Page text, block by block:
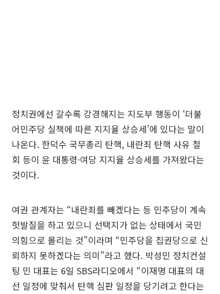
정치권에선 갈수록 강경해지는 지도부 행동이 ‘더불
어민주당 실책에 따른 지지율 상승세’에 있다는 말이
나온다. 한덕수 국무총리 탄핵, 내란죄 탄핵 사유 철
회 등이 윤 대통령·여당 지지율 상승세를 가져왔다는
것이다.
여권 관계자는 “내란죄를 빼겠다는 등 민주당이 계속
헛발질을 하고 있으니 선택지가 없는 상태에서 국민
의힘으로 몰리는 것”이라며 “민주당을 집권당으로 신
뢰하지 못하겠다는 의미”라고 했다. 박성민 정치컨설
팅 민 대표는 6일 SBS라디오에서 “이재명 대표의 대
선 일정에 맞춰서 탄핵 심판 일정을 당기려고 한다는